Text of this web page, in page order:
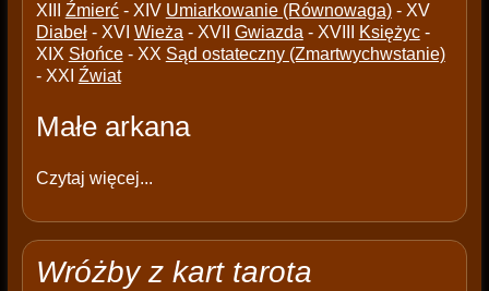
XIII Źmierć- XIV Umiarkowanie (Równowaga)- XV
Diabeł- XVI Wieża - XVII Gwiazda - XVIII Księżyc-
XIX Słońce- XX Sąd ostateczny (Zmartwychwstanie)
- XXI Źwiat
Małe arkana
Czytaj więcej...
Wróżby z kart tarota